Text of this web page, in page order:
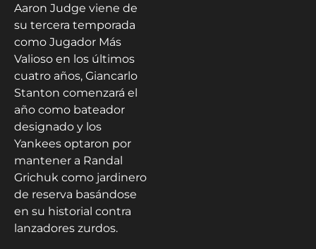
Aaron Judge viene de
su tercera temporada
como Jugador Más
Valioso en los últimos
cuatro años, Giancarlo
Stanton comenzará el
año como bateador
designado y los
Yankees optaron por
mantener a Randal
Grichuk como jardinero
de reserva basándose
en su historial contra
lanzadores zurdos.